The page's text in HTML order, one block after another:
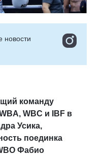
новости
команду
WBC и IBF в
Усика,
поединка
Фабио